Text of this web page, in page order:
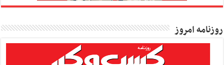
روزنامه امروز